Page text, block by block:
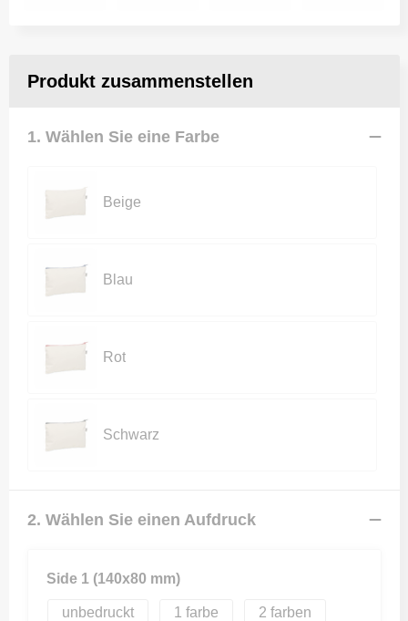
Produkt zusammenstellen
1. Wählen Sie eine Farbe
Beige
Blau
Rot
Schwarz
2. Wählen Sie einen Aufdruck
Side 1 (140x80 mm)
unbedruckt 1 2